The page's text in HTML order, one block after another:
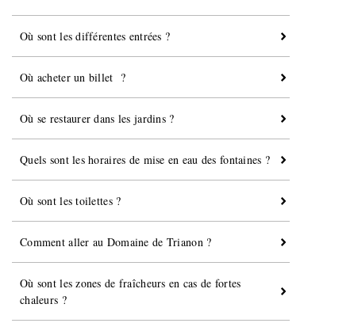
Où sont les différentes entrées ?
Où acheter un billet ?
Où se restaurer dans les jardins ?
Quels sont les horaires de mise en eau des fontaines ?
Où sont les toilettes ?
Comment aller au Domaine de Trianon ?
Où sont les zones de fraîcheurs en cas de fortes
chaleurs ?